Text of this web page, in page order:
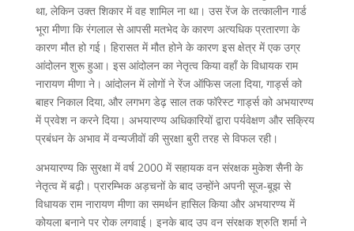
था, लेकिन उक्त शिकार में वह शामिल ना था। उस रेंज के तत्कालीन गार्ड
भूरा मीणा कि रंगलाल से आपसी मतभेद के कारण अत्यधिक प्रतारणा के
कारण मौत हो गई। हिरासत में मौत होने के कारण इस क्षेत्र में एक उग्र
आंदोलन शुरू हुआ। इस आंदोलन का नेतृत्व किया वहाँ के विधायक राम
नारायण मीणा ने। आंदोलन में लोगों ने रेंज ऑफिस जला दिया, गार्ड्स को
बाहर निकाल दिया, और लगभग डेढ़ साल तक फॉरेस्ट गार्ड्स को अभयारण्य
में प्रवेश न करने दिया। अभयारण्य अधिकारियों द्वारा पर्यवेक्षण और सक्रिय
प्रबंधन के अभाव में वन्यजीवों की सुरक्षा बुरी तरह से विफल रही।
अभयारण्य कि सुरक्षा में वर्ष 2000 में सहायक वन संरक्षक मुकेश सैनी के
नेतृत्व में बढ़ी। प्रारम्भिक अड़चनों के बाद उन्होंने अपनी सूज-बूझ से
विधायक राम नारायण मीणा का समर्थन हासिल किया और अभयारण्य में
कोयला बनाने पर रोक लगवाई। इनके बाद उप वन संरक्षक श्रुति शर्मा ने